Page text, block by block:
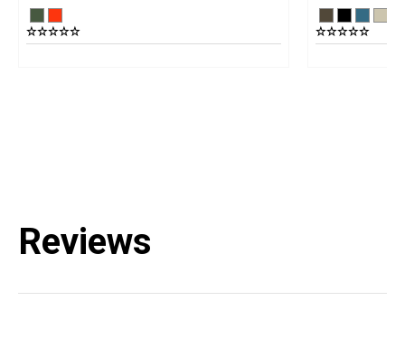
착용자 기준 오른쪽 주머니에 재킷을 말아 보관 가능
202601
Reviews